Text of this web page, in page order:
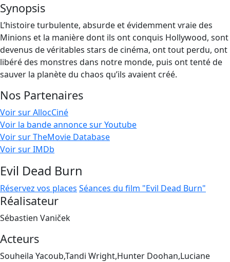
Synopsis
L’histoire turbulente, absurde et évidemment vraie des
Minions et la manière dont ils ont conquis Hollywood, sont
devenus de véritables stars de cinéma, ont tout perdu, ont
libéré des monstres dans notre monde, puis ont tenté de
sauver la planète du chaos qu’ils avaient créé.
Nos Partenaires
Voir sur AllocCiné
Voir la bande annonce sur Youtube
Voir sur TheMovie Database
Voir sur IMDb
Evil Dead Burn
Réservez vos places Séances du film "Evil Dead Burn"
Réalisateur
Sébastien Vaniček
Acteurs
Souheila Yacoub,Tandi Wright,Hunter Doohan,Luciane